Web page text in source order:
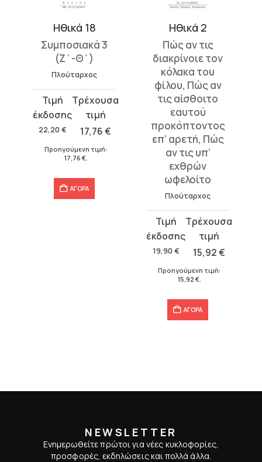
Ηθικά 2
Πώς αν τις
διακρίνοιε τον
κόλακα του
τις αίσθοιτο
εαυτού
προκόπτοντος
επ’ αρετή, Πώς
αν τις υπ’
εχθρών
ωφελοίτο
Ηθικά 21
Πολιτικά
παραγγέλματα,
Περί μοναρχίας
και δημοκρατίας
και ολιγαρχίας
Πλούταρχος
15,50€
Original
price
15,50 €.
12,40
τρέχουσα
είναι:
12,40 €.12,40€.
ΑΓΟΡΑ
NEWSLETTER
Ενημερωθείτε πρώτοι για νέες κυκλοφορίες,
προσφορές, εκδηλώσεις και πολλά άλλα.